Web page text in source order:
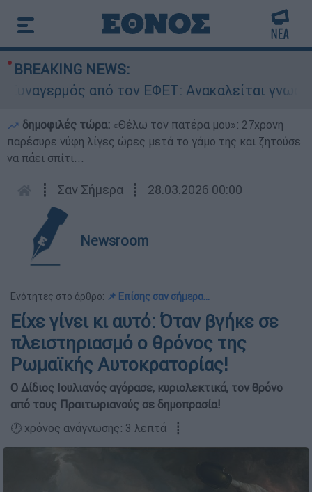
BREAKING NEWS:
από τον ΕΦΕΤ: Ανακαλείται γνωστή
δημοφιλές τώρα: «Θέλω τον πατέρα μου»: 27χρονη
παρέσυρε νύφη λίγες ώρες μετά το γάμο της και ζητούσε
να πάει σπίτι...
┋ Σαν Σήμερα ┋ 28.03.2026 00:00
Newsroom
Ενότητες στο άρθρο: 📌 Επίσης σαν σήμερα…
Είχε γίνει κι αυτό: Όταν βγήκε σε
πλειστηριασμό ο θρόνος της
Ρωμαϊκής Αυτοκρατορίας!
Ο Δίδιος Ιουλιανός αγόρασε, κυριολεκτικά, τον θρόνο
από τους Πραιτωριανούς σε δημοπρασία!
🕛 χρόνος ανάγνωσης: 3 λεπτά ┋